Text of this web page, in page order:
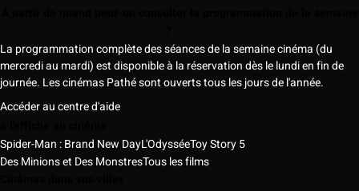
La programmation complète des séances de la semaine cinéma (du
mercredi au mardi) est disponible à la réservation dès le lundi en fin de
journée. Les cinémas Pathé sont ouverts tous les jours de l'année.
Accéder au centre d'aide
Spider-Man : Brand New DayL'OdysséeToy Story 5
Des Minions et Des MonstresTous les films